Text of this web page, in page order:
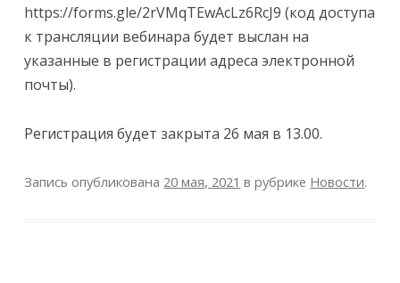
https://forms.gle/2rVMqTEwAcLz6RcJ9 (код доступа
к трансляции вебинара будет выслан на
указанные в регистрации адреса электронной
почты).
Регистрация будет закрыта 26 мая в 13.00.
Запись опубликована 20 мая, 2021 в рубрике Новости.